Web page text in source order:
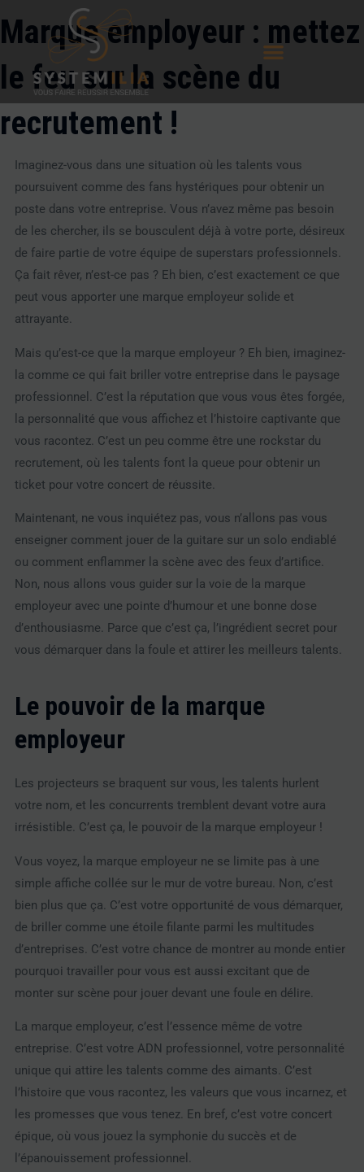
au
Marque employeur : mettez
le feu sur la scène du
recrutement !
Imaginez-vous dans une situation où les talents vous
poursuivent comme des fans hystériques pour obtenir un
poste dans votre entreprise. Vous n’avez même pas besoin
de les chercher, ils se bousculent déjà à votre porte, désireux
de faire partie de votre équipe de superstars professionnels.
Ça fait rêver, n’est-ce pas ? Eh bien, c’est exactement ce que
peut vous apporter une marque employeur solide et
attrayante.
Mais qu’est-ce que la marque employeur ? Eh bien, imaginez-
la comme ce qui fait briller votre entreprise dans le paysage
professionnel. C’est la réputation que vous vous êtes forgée,
la personnalité que vous affichez et l’histoire captivante que
vous racontez. C’est un peu comme être une rockstar du
recrutement, où les talents font la queue pour obtenir un
ticket pour votre concert de réussite.
Maintenant, ne vous inquiétez pas, vous n’allons pas vous
enseigner comment jouer de la guitare sur un solo endiablé
ou comment enflammer la scène avec des feux d’artifice.
Non, nous allons vous guider sur la voie de la marque
employeur avec une pointe d’humour et une bonne dose
d’enthousiasme. Parce que c’est ça, l’ingrédient secret pour
vous démarquer dans la foule et attirer les meilleurs talents.
Le pouvoir de la marque
employeur
Les projecteurs se braquent sur vous, les talents hurlent
votre nom, et les concurrents tremblent devant votre aura
irrésistible. C’est ça, le pouvoir de la marque employeur !
Vous voyez, la marque employeur ne se limite pas à une
simple affiche collée sur le mur de votre bureau. Non, c’est
bien plus que ça. C’est votre opportunité de vous démarquer,
de briller comme une étoile filante parmi les multitudes
d’entreprises. C’est votre chance de montrer au monde entier
pourquoi travailler pour vous est aussi excitant que de
monter sur scène pour jouer devant une foule en délire.
La marque employeur, c’est l’essence même de votre
entreprise. C’est votre ADN professionnel, votre personnalité
unique qui attire les talents comme des aimants. C’est
l’histoire que vous racontez, les valeurs que vous incarnez, et
les promesses que vous tenez. En bref, c’est votre concert
épique, où vous jouez la symphonie du succès et de
l’épanouissement professionnel.